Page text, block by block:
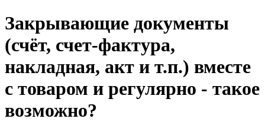
Закрывающие документы
(счёт, счет-фактура,
накладная, акт и т.п.) вместе
с товаром и регулярно - такое
возможно?